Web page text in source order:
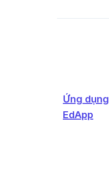
Ứng dụng
EdApp